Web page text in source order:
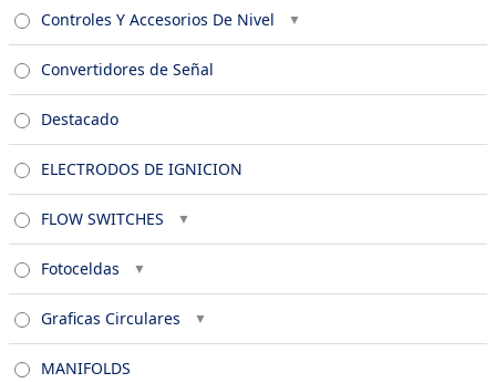
Controles Y Accesorios De Nivel
Convertidores de Señal
Destacado
ELECTRODOS DE IGNICION
FLOW SWITCHES
Fotoceldas
Graficas Circulares
MANIFOLDS